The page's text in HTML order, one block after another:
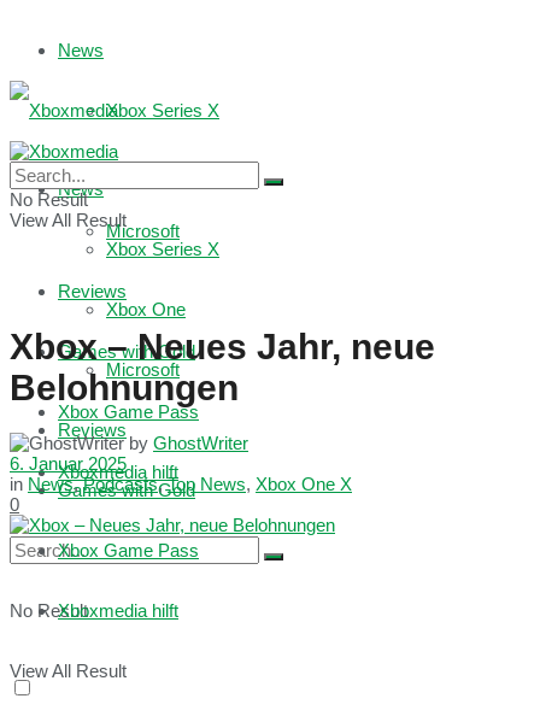
News
Xbox Series X
Microsoft
Reviews
Games with Gold
Xbox Game Pass
Xboxmedia hilft
No Result
View All Result
News
Xbox Series X
Xbox One
Microsoft
Reviews
Games with Gold
Xbox Game Pass
Xboxmedia hilft
No Result
View All Result
Xbox – Neues Jahr, neue
Belohnungen
by GhostWriter
6. Januar 2025
in News,Podcasts,Top News, Xbox One X
0